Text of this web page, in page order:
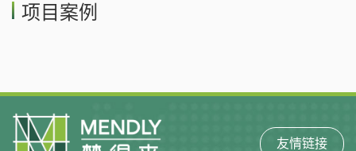
项目案例
友情链接